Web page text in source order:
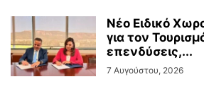
Νέο Ειδικό
για τον
επενδύσεις,...
7 Αυγούστου, 2026